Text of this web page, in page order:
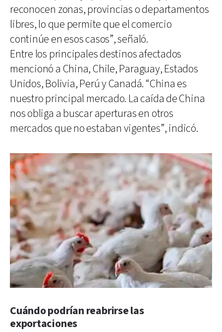
reconocen zonas, provincias o departamentos
libres, lo que permite que el comercio
continúe en esos casos”, señaló.
Entre los principales destinos afectados
mencionó a China, Chile, Paraguay, Estados
Unidos, Bolivia, Perú y Canadá. “China es
nuestro principal mercado. La caída de China
nos obliga a buscar aperturas en otros
mercados que no estaban vigentes”, indicó.
Cuándo podrían reabrirse las
exportaciones